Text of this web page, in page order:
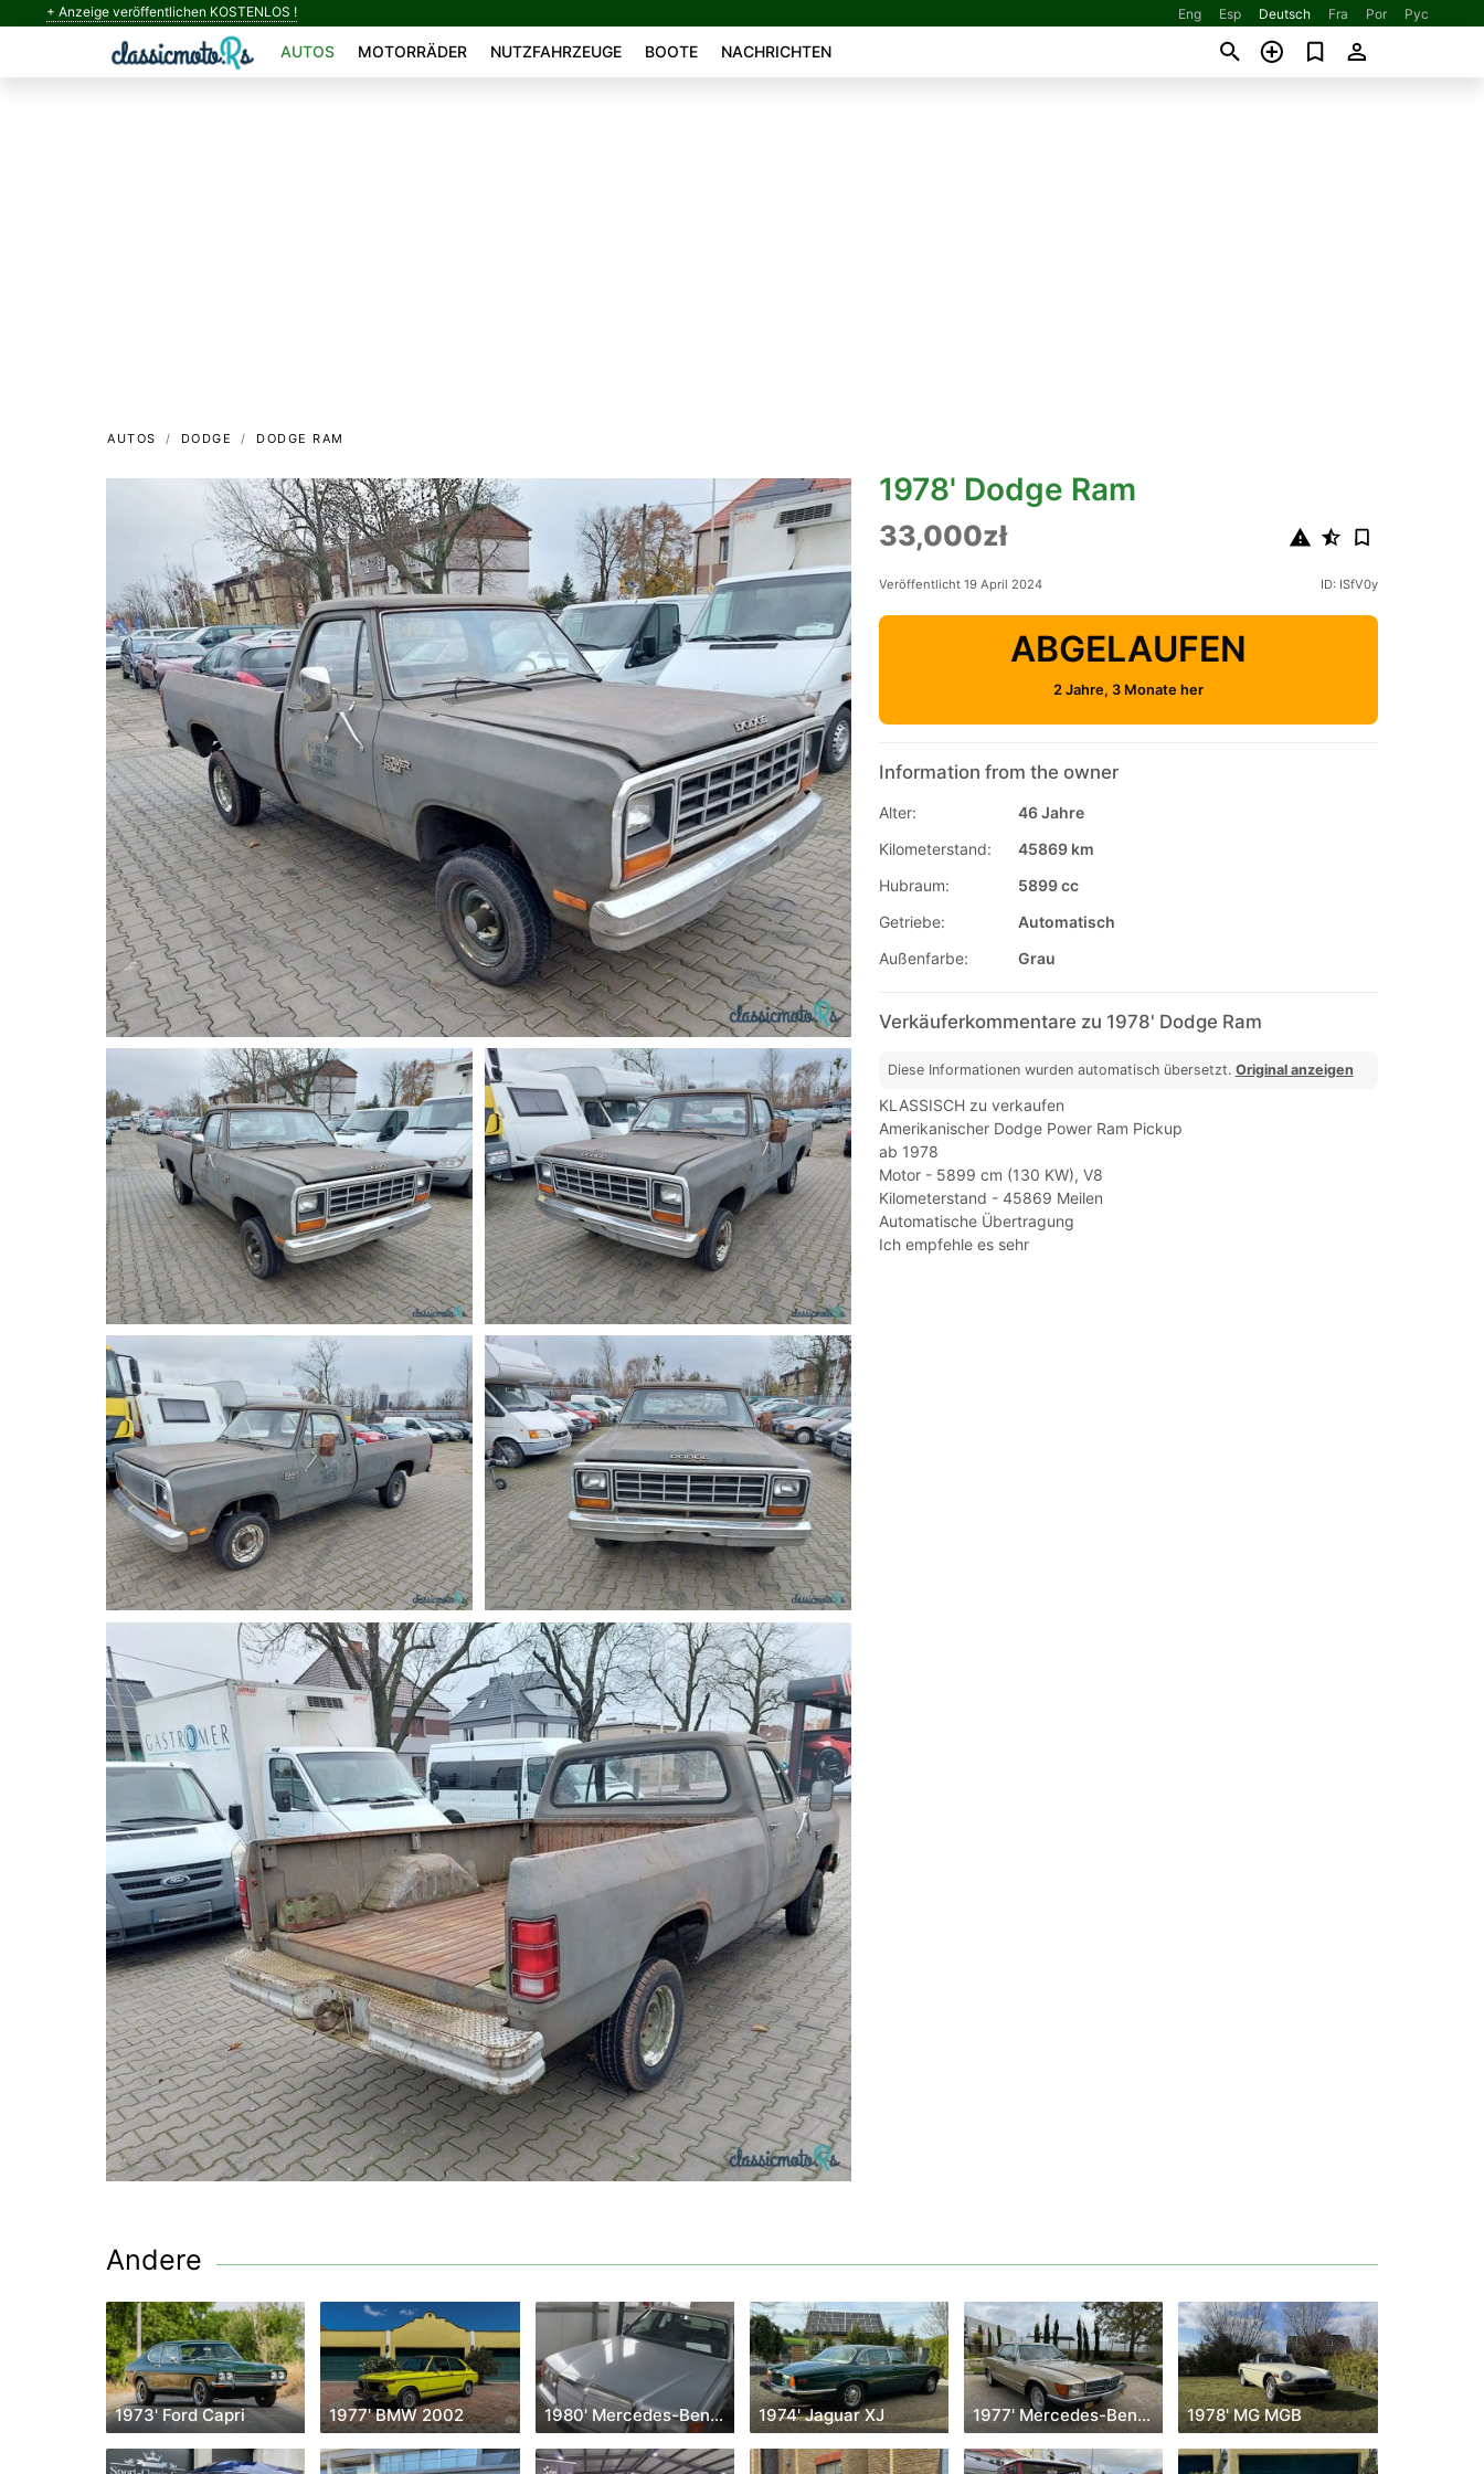
+ Anzeige veröffentlichen KOSTENLOS ! Eng Esp Deutsch Fra Por Рус
AUTOS MOTORRÄDER NUTZFAHRZEUGE BOOTE NACHRICHTEN
AUTOS DODGE DODGE RAM
1978' Dodge Ram
33,000zł
Veröffentlicht 19 April 2024 ID: ISfV0y
ABGELAUFEN
2 Jahre, 3 Monate her
Information from the owner
Alter:
46 Jahre
Kilometerstand:
45869 km
Hubraum:
5899 cc
Getriebe:
Automatisch
Außenfarbe:
Grau
Verkäuferkommentare zu 1978' Dodge Ram
Diese Informationen wurden automatisch übersetzt. Original anzeigen
KLASSISCH zu verkaufen
Amerikanischer Dodge Power Ram Pickup
ab 1978
Motor - 5899 cm (130 KW), V8
Kilometerstand - 45869 Meilen
Automatische Übertragung
Ich empfehle es sehr
Andere
1973' Ford Capri 1977' BMW 2002 1980' Mercedes-Benz 280 1974' Jaguar XJ 1977' Mercedes-Benz R107 280 Slc 1978' MG MGB